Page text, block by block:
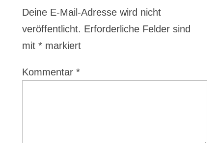
Deine E-Mail-Adresse wird nicht
veröffentlicht. Erforderliche Felder sind
mit *markiert
Kommentar *